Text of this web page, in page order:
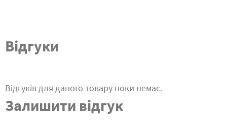
Відгуки
Відгуків для даного товару поки немає.
Залишити відгук